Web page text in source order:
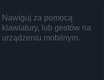
Nawiguj za pomocą
klawiatury, lub gestów na
urządzeniu mobilnym.